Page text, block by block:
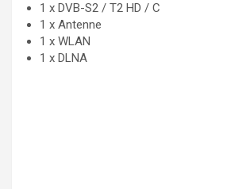
1 x DVB-S2 / T2 HD / C
1 x Antenne
1 x WLAN
1 x DLNA